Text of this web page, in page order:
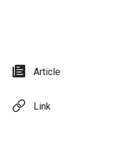
Article
Link